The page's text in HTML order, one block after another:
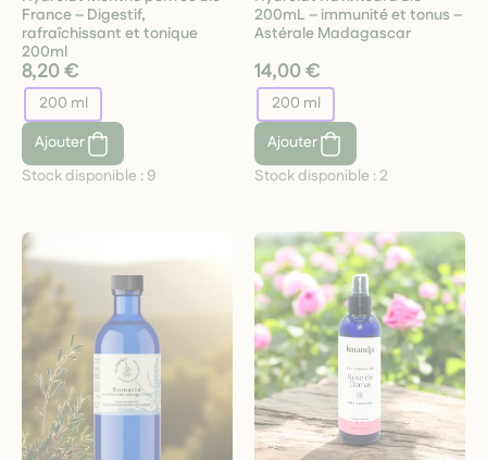
France – Digestif,
rafraîchissant et tonique
200ml
8,20 €
200 ml
Ajouter
Stock disponible : 9
200mL – immunité et tonus –
Astérale Madagascar
14,00 €
200 ml
Ajouter
Stock disponible : 2